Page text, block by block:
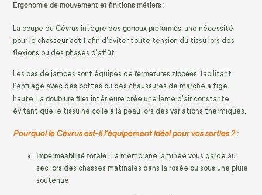
Ergonomie de mouvement et finitions métiers :
La coupe du Cévrus intègre des genoux préformés, une nécessité
pour le chasseur actif afin d'éviter toute tension du tissu lors des
flexions ou des phases d'affût.
Les bas de jambes sont équipés de fermetures zippées, facilitant
l'enfilage avec des bottes ou des chaussures de marche à tige
haute. La doublure filet intérieure crée une lame d'air constante,
évitant que le tissu ne colle à la peau lors des variations thermiques.
Pourquoi le Cévrus est-il l'équipement idéal pour vos sorties ? :
Imperméabilité totale : La membrane laminée vous garde au
sec lors des chasses matinales dans la rosée ou sous une pluie
soutenue.